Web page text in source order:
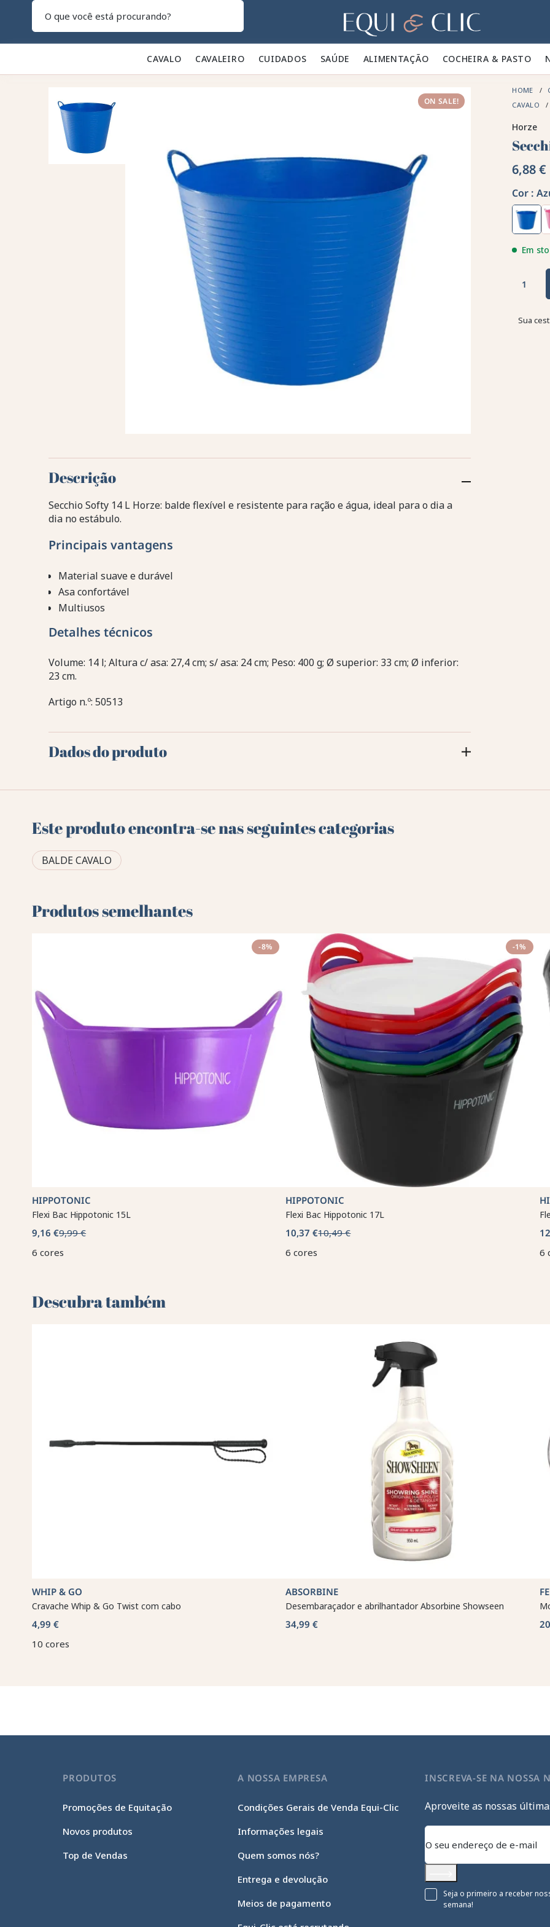
Lar
CAVALO 🐎 CAVALEIRO 👕 CUIDADOS 🪮 SAÚDE ✨ ALIMENTAÇÃO 🥕 COCHEIRA & PASTO 🍃
ON SALE!
HOME
CAVALO
Horze
6,88 €
Cor :
Em
Sua
Descrição
Secchio Softy 14 L Horze: balde flexível e resistente para ração e água, ideal para o dia a
dia no estábulo.
Principais vantagens
Material suave e durável
Asa confortável
Multiusos
Detalhes técnicos
Volume: 14 l; Altura c/ asa: 27,4 cm; s/ asa: 24 cm; Peso: 400 g; Ø superior: 33 cm; Ø inferior:
23 cm.
Artigo n.º: 50513
Dados do produto
Este produto encontra-se nas seguintes categorias
BALDE CAVALO
Produtos semelhantes
-8%
HIPPOTONIC
Flexi Bac Hippotonic 15L
9,16 €9,99 €
6 cores
-1%
HIPPOTONIC
Flexi Bac Hippotonic 17L
10,37 €10,49 €
6 cores
6
Descubra também 🌻
WHIP & GO
Cravache Whip & Go Twist com cabo
4,99 €
10 cores
ABSORBINE
Desembaraçador e abrilhantador Absorbine Showseen
34,99 €
PRODUTOS
Promoções de Equitação
Novos produtos
Top de Vendas
A NOSSA EMPRESA
Condições Gerais de Venda Equi-Clic
Informações legais
Quem somos nós?
Entrega e devolução
Meios de pagamento
INSCREVA-SE NA NOSSA
Aproveite as nossas
Subscrever
Seja o primeiro a receber
semana!